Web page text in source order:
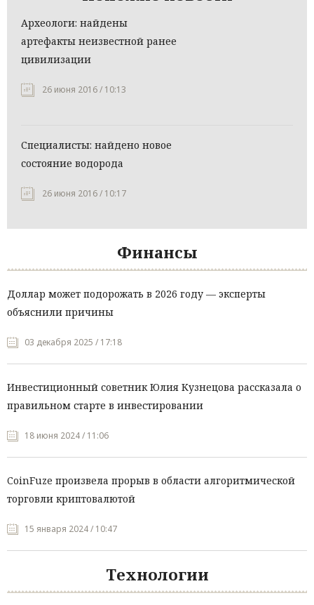
Археологи: найдены
артефакты неизвестной ранее
цивилизации
26 июня 2016 / 10:13
Специалисты: найдено новое
состояние водорода
26 июня 2016 / 10:17
Финансы
Доллар может подорожать в 2026 году — эксперты
объяснили причины
03 декабря 2025 / 17:18
Инвестиционный советник Юлия Кузнецова рассказала о
правильном старте в инвестировании
18 июня 2024 / 11:06
CoinFuze произвела прорыв в области алгоритмической
торговли криптовалютой
15 января 2024 / 10:47
Технологии